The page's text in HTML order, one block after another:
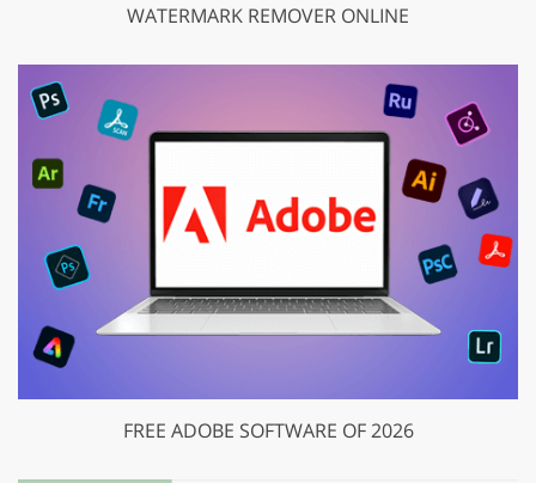
WATERMARK REMOVER ONLINE
FREE ADOBE SOFTWARE OF 2026